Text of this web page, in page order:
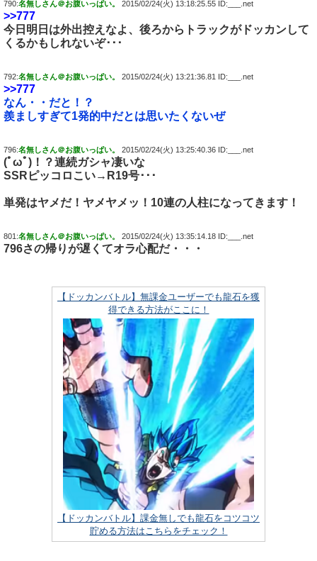
790:名無しさん＠お腹いっぱい。 2015/02/24(火) 13:18:25.55 ID:___.net
>>777
今日明日は外出控えなよ、後ろからトラックがドッカンして
くるかもしれないぞ･･･
792:名無しさん＠お腹いっぱい。 2015/02/24(火) 13:21:36.81 ID:___.net
>>777
なん・・だと！？
羨ましすぎて1発的中だとは思いたくないぜ
796:名無しさん＠お腹いっぱい。 2015/02/24(火) 13:25:40.36 ID:___.net
(ﾟωﾟ)！？連続ガシャ凄いな
SSRピッコロこい→R19号･･･
単発はヤメだ！ヤメヤメッ！ 10連の人柱になってきます！
801:名無しさん＠お腹いっぱい。 2015/02/24(火) 13:35:14.18 ID:___.net
796さの帰りが遅くてオラ心配だ・・・
【ドッカンバトル】無課金ユーザーでも龍石を獲
得できる方法がここに！
【ドッカンバトル】課金無しでも龍石をコツコツ
貯める方法はこちらをチェック！